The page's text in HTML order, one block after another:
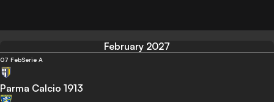
February 2027
07 FebSerie A
Parma Calcio 1913